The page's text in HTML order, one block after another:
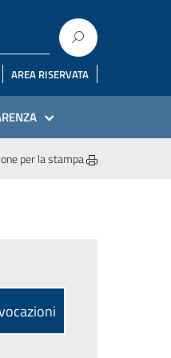
AREA RISERVATA
per la stampa